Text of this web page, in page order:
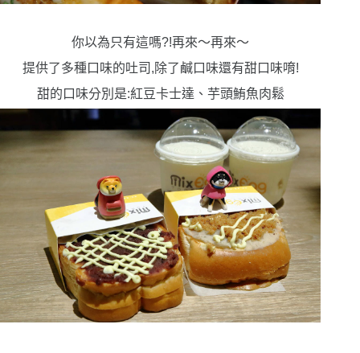
你以為只有這嗎?!再來〜再來〜
提供了多種口味的吐司,除了鹹口味還有甜口味唷!
甜的口味分別是:紅豆卡士達、芋頭鮪魚肉鬆